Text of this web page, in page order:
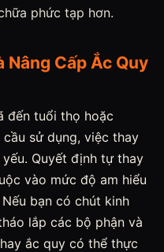
phức tạp hơn.
Nâng Cấp Ắc Quy
đến tuổi thọ hoặc
sử dụng, việc thay
Quyết định tự thay
vào mức độ am hiểu
bạn có chút kinh
lắp các bộ phận và
ắc quy có thể thực